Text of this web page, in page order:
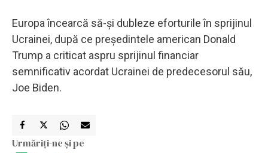
Europa încearcă să-şi dubleze eforturile în sprijinul
Ucrainei, după ce preşedintele american Donald
Trump a criticat aspru sprijinul financiar
semnificativ acordat Ucrainei de predecesorul său,
Joe Biden.
Urmăriți-ne și pe